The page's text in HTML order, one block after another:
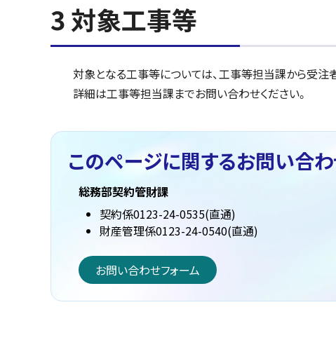
3 対象工事等
対象となる工事等については、工事等担当課から受注
詳細は工事等担当課までお問い合わせください。
このページに関するお問い合
総務部契約管財課
契約係0123-24-0535(直通)
財産管理係0123-24-0540(直通)
お問い合わせフォーム